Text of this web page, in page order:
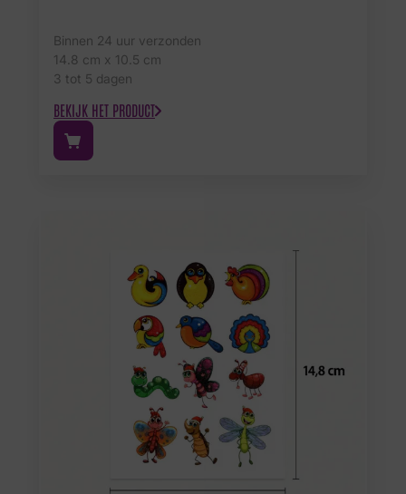
Binnen 24 uur verzonden
14.8 cm x 10.5 cm
3 tot 5 dagen
BEKIJK HET PRODUCT